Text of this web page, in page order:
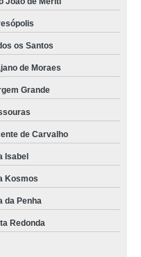
os Santos
de Moraes
Grande
de Carvalho
Isabel
Kosmos
da Penha
Redonda